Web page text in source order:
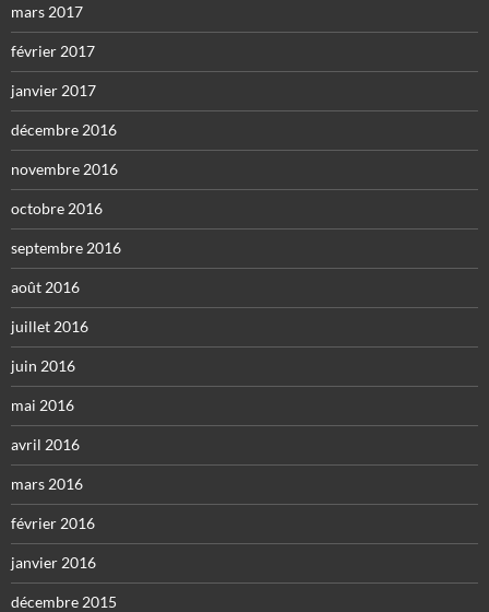
mars 2017
février 2017
janvier 2017
décembre 2016
novembre 2016
octobre 2016
septembre 2016
août 2016
juillet 2016
juin 2016
mai 2016
avril 2016
mars 2016
février 2016
janvier 2016
décembre 2015